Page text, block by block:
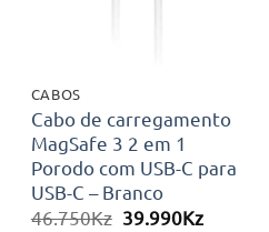
CABOS
Cabo de carregamento
MagSafe 3 2 em 1
Porodo com USB-C para
USB-C – Branco
46.750Kz O
39.990KzO